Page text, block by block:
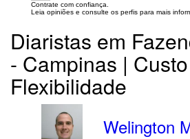
Contrate com confiança.
Leia opiniões e consulte os perfis para mais
Diaristas em
- Campinas |
Flexibilidade
Welington